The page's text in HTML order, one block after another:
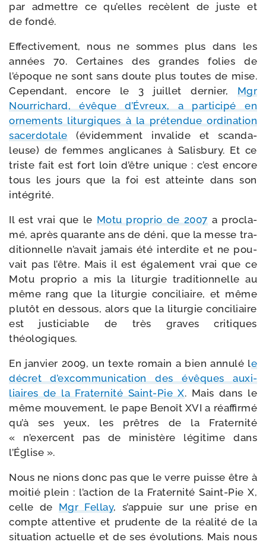
par admettre ce qu’elles recèlent de juste et
de fondé.
Effectivement, nous ne sommes plus dans les
années 70. Certaines des grandes folies de
l’époque ne sont sans doute plus toutes de mise.
Cependant, encore le 3 juillet der­nier, Mgr
Nourrichard, évêque d’Évreux, a par­ti­ci­pé en
orne­ments litur­giques à la pré­ten­due ordi­na­tion
sacer­do­tale(évi­dem­ment inva­lide et scan­da­
leuse) de femmes angli­canes à Salisbury. Et ce
triste fait est fort loin d’être unique : c’est encore
tous les jours que la foi est atteinte dans son
intégrité.
Il est vrai que le Motu pro­prio de 2007a pro­cla­
mé, après qua­rante ans de déni, que la messe tra­
di­tion­nelle n’avait jamais été inter­dite et ne pou­
vait pas l’être. Mais il est éga­le­ment vrai que ce
Motu pro­prio a mis la litur­gie tra­di­tion­nelle au
même rang que la litur­gie conci­liaire, et même
plu­tôt en des­sous, alors que la litur­gie conci­liaire
est jus­ti­ciable de très graves cri­tiques
théologiques.
En jan­vier 2009, un texte romain a bien annu­lé le
décret d’excommunication des évêques auxi­
liaires de la Fraternité Saint-​Pie X. Mais dans le
même mou­ve­ment, le pape Benoît XVI a réaf­fir­mé
qu’à ses yeux, les prêtres de la Fraternité
« n’exercent pas de minis­tère légi­time dans
l’Église ».
Nous ne nions donc pas que le verre puisse être à
moi­tié plein : l’action de la Fraternité Saint-​Pie X,
celle de Mgr Fellay, s’appuie sur une prise en
compte atten­tive et pru­dente de la réa­li­té de la
situa­tion actuelle et de ses évo­lu­tions. Mais nous